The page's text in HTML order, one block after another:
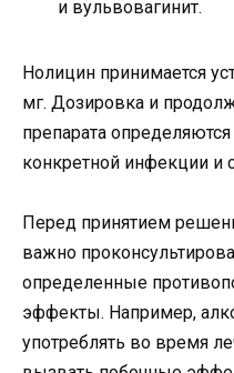
и вульвовагинит.
Нолицин принимается
мг. Дозировка и
препарата
конкретной инфекции и
Перед принятием
важно
определенные
эффекты. Например,
употреблять во время